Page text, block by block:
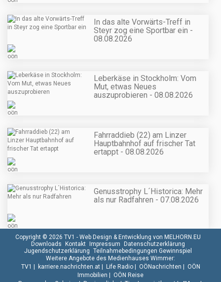
In das alte Vorwärts-Treff in
Steyr zog eine Sportbar ein -
08.08.2026
Leberkäse in Stockholm: Vom
Mut, etwas Neues
auszuprobieren - 08.08.2026
Fahrraddieb (22) am Linzer
Hauptbahnhof auf frischer Tat
ertappt - 08.08.2026
Genusstrophy L´Historica: Mehr
als nur Radfahren - 07.08.2026
Copyright © 2026 TV1 - Web Design & Entwicklung von MELHORN.EU
Downloads Kontakt Impressum Datenschutzerklärung
Jugendschutzerklärung Teilnahmebedingungen Gewinnspiel
Weitere Angebote des Medienhauses Wimmer:
TV1 | karriere.nachrichten.at| Life Radio| OÖNachrichten | OÖN
Immobilien | OÖN Reise